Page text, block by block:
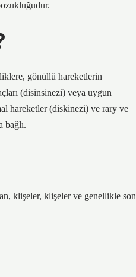
gönüllü hareketlerin
(disinsinezi) veya uygun
hareketler (diskinezi) ve rary ve
bağlı.
klişeler, klişeler ve genellikle son